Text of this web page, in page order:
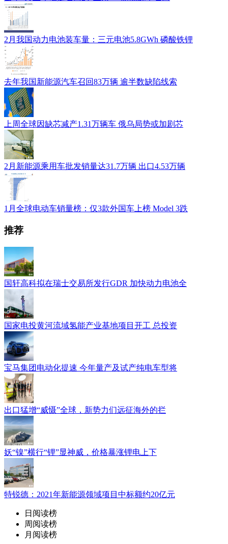
2月我国动力电池装车量：三元电池5.8GWh 磷酸铁锂
去年我国新能源汽车召回83万辆 逾半数缺陷线索
上周全球因缺芯减产1.31万辆车 俄乌局势或加剧芯
2月新能源乘用车批发销量达31.7万辆 出口4.53万辆
1月全球电动车销量榜：仅3款外国车上榜 Model 3跌
推荐
国轩高科拟在瑞士交易所发行GDR 加快动力电池全
国家电投黄河流域氢能产业基地项目开工 总投资
宝马集团电动化提速 今年量产及试产纯电车型将
出口猛增“威慑”全球，新势力们远征海外的拦
妖“镍”横行“锂”显神威，价格暴涨锂电上下
特锐德：2021年新能源领域项目中标额约20亿元
日阅读榜
周阅读榜
月阅读榜